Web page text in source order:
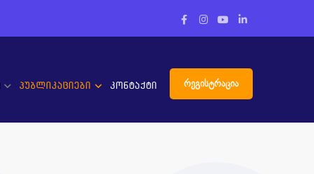
Facebook
პროფილი
Instagram
პროფილი
Youtube
პროფილი
LinkedIn
პროფილი
რეგისტრაცია
პუბლიკაციები კონტაქტი